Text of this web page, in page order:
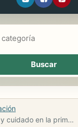
Educación y cuidado en la primera infancia